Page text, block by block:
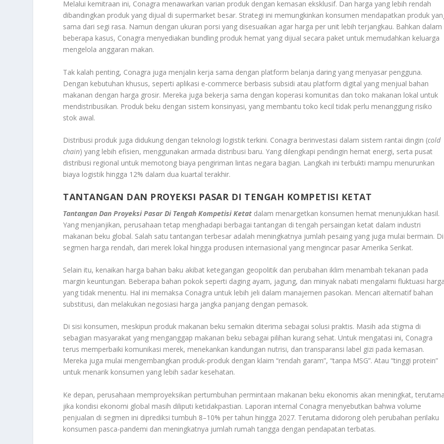
Melalui kemitraan ini, Conagra menawarkan varian produk dengan kemasan eksklusif. Dan harga yang lebih rendah
dibandingkan produk yang dijual di supermarket besar. Strategi ini memungkinkan konsumen mendapatkan produk
sama dari segi rasa. Namun dengan ukuran porsi yang disesuaikan agar harga per unit lebih terjangkau. Bahkan dalam
beberapa kasus, Conagra menyediakan bundling produk hemat yang dijual secara paket untuk memudahkan keluarga
mengelola anggaran makan.
Tak kalah penting, Conagra juga menjalin kerja sama dengan platform belanja daring yang menyasar pengguna.
Dengan kebutuhan khusus, seperti aplikasi e-commerce berbasis subsidi atau platform digital yang menjual bahan
makanan dengan harga grosir. Mereka juga bekerja sama dengan koperasi komunitas dan toko makanan lokal untuk
mendistribusikan. Produk beku dengan sistem konsinyasi, yang membantu toko kecil tidak perlu menanggung risiko
stok awal.
Distribusi produk juga didukung dengan teknologi logistik terkini. Conagra berinvestasi dalam sistem rantai dingin (cold
chain) yang lebih efisien, menggunakan armada distribusi baru. Yang dilengkapi pendingin hemat energi, serta pusat
distribusi regional untuk memotong biaya pengiriman lintas negara bagian. Langkah ini terbukti mampu menurunkan
biaya logistik hingga 12% dalam dua kuartal terakhir.
TANTANGAN DAN PROYEKSI PASAR DI TENGAH KOMPETISI KETAT
Tantangan Dan Proyeksi Pasar Di Tengah Kompetisi Ketat dalam menargetkan konsumen hemat menunjukkan hasil.
Yang menjanjikan, perusahaan tetap menghadapi berbagai tantangan di tengah persaingan ketat dalam industri
makanan beku global. Salah satu tantangan terbesar adalah meningkatnya jumlah pesaing yang juga mulai bermain. Di
segmen harga rendah, dari merek lokal hingga produsen internasional yang mengincar pasar Amerika Serikat.
Selain itu, kenaikan harga bahan baku akibat ketegangan geopolitik dan perubahan iklim menambah tekanan pada
margin keuntungan. Beberapa bahan pokok seperti daging ayam, jagung, dan minyak nabati mengalami fluktuasi
yang tidak menentu. Hal ini memaksa Conagra untuk lebih jeli dalam manajemen pasokan. Mencari alternatif bahan
substitusi, dan melakukan negosiasi harga jangka panjang dengan pemasok.
Di sisi konsumen, meskipun produk makanan beku semakin diterima sebagai solusi praktis. Masih ada stigma di
sebagian masyarakat yang menganggap makanan beku sebagai pilihan kurang sehat. Untuk mengatasi ini, Conagra
terus memperbaiki komunikasi merek, menekankan kandungan nutrisi, dan transparansi label gizi pada kemasan.
Mereka juga mulai mengembangkan produk-produk dengan klaim “rendah garam”, “tanpa MSG”. Atau “tinggi protein”
untuk menarik konsumen yang lebih sadar kesehatan.
Ke depan, perusahaan memproyeksikan pertumbuhan permintaan makanan beku ekonomis akan meningkat,
jika kondisi ekonomi global masih diliputi ketidakpastian. Laporan internal Conagra menyebutkan bahwa volume
penjualan di segmen ini diprediksi tumbuh 8–10% per tahun hingga 2027. Terutama didorong oleh perubahan perilaku
konsumen pasca-pandemi dan meningkatnya jumlah rumah tangga dengan pendapatan terbatas.